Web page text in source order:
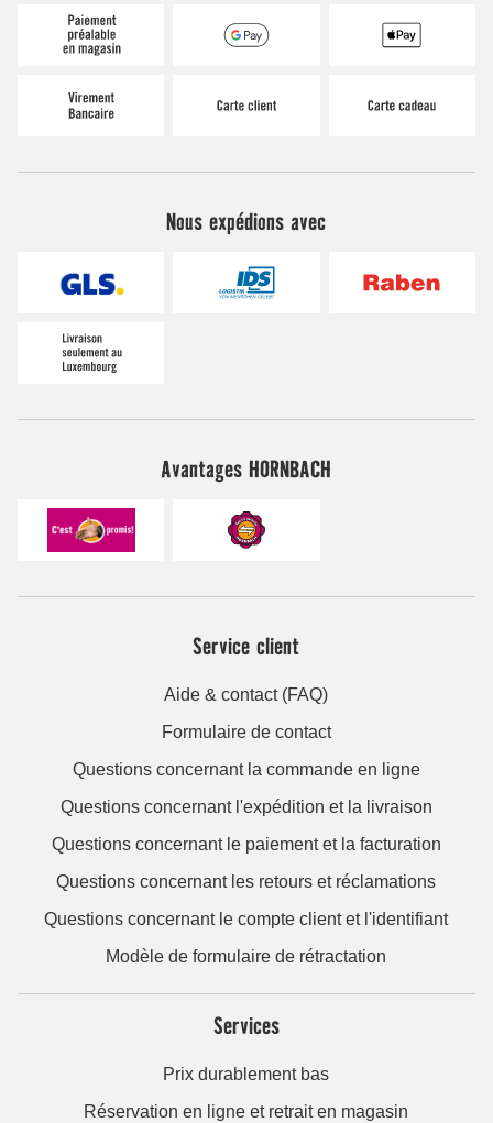
Nous expédions avec
Avantages HORNBACH
Service client
Aide & contact (FAQ)
Formulaire de contact
Questions concernant la commande en ligne
Questions concernant l'expédition et la livraison
Questions concernant le paiement et la facturation
Questions concernant les retours et réclamations
Questions concernant le compte client et l'identifiant
Modèle de formulaire de rétractation
Services
Prix durablement bas
Réservation en ligne et retrait en magasin